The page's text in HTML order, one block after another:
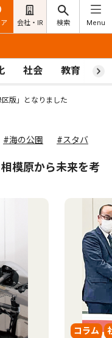
会社・IR 検索 Menu
社会 教育 ス
版」となりました
#海の公園 #スタバ
模原から未来を考
社会